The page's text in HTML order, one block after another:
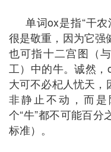
单词ox是指“干
很是敬重，因为它强
也可指十二宫图（
工）中的牛。诚然，
大可不必杞人忧天
非静止不动，而
个“牛”都不可能百
标准）。